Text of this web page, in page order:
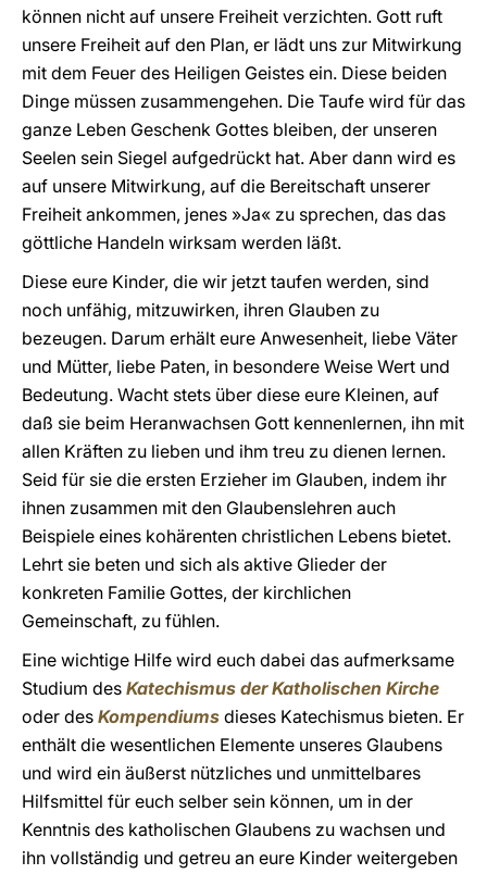
können nicht auf unsere Freiheit verzichten. Gott ruft
unsere Freiheit auf den Plan, er lädt uns zur Mitwirkung
mit dem Feuer des Heiligen Geistes ein. Diese beiden
Dinge müssen zusammengehen. Die Taufe wird für das
ganze Leben Geschenk Gottes bleiben, der unseren
Seelen sein Siegel aufgedrückt hat. Aber dann wird es
auf unsere Mitwirkung, auf die Bereitschaft unserer
Freiheit ankommen, jenes »Ja« zu sprechen, das das
göttliche Handeln wirksam werden läßt.
Diese eure Kinder, die wir jetzt taufen werden, sind
noch unfähig, mitzuwirken, ihren Glauben zu
bezeugen. Darum erhält eure Anwesenheit, liebe Väter
und Mütter, liebe Paten, in besondere Weise Wert und
Bedeutung. Wacht stets über diese eure Kleinen, auf
daß sie beim Heranwachsen Gott kennenlernen, ihn mit
allen Kräften zu lieben und ihm treu zu dienen lernen.
Seid für sie die ersten Erzieher im Glauben, indem ihr
ihnen zusammen mit den Glaubenslehren auch
Beispiele eines kohärenten christlichen Lebens bietet.
Lehrt sie beten und sich als aktive Glieder der
konkreten Familie Gottes, der kirchlichen
Gemeinschaft, zu fühlen.
Eine wichtige Hilfe wird euch dabei das aufmerksame
Studium des Katechismus der Katholischen Kirche
oder des Kompendiums dieses Katechismus bieten. Er
enthält die wesentlichen Elemente unseres Glaubens
und wird ein äußerst nützliches und unmittelbares
Hilfsmittel für euch selber sein können, um in der
Kenntnis des katholischen Glaubens zu wachsen und
ihn vollständig und getreu an eure Kinder weitergeben